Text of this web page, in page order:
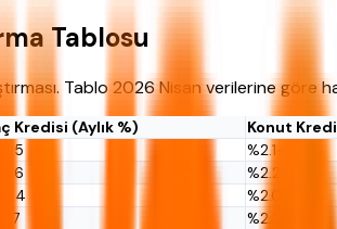
Tablosu
Tablo 2026 Nisan verilerine göre
Kredisi (Aylık %) Konut
%2.1-2.9
%2.2-3.0
3.4 %2.0-2.8
%2.3-3.1